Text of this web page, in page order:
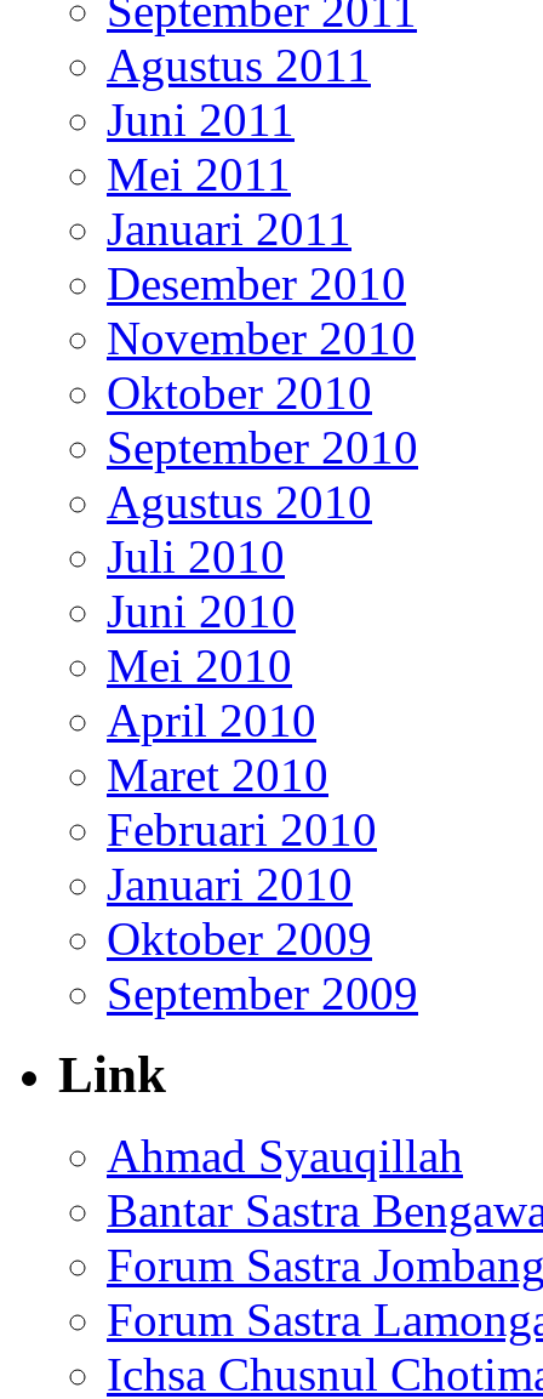
Agustus 2011
Juni 2011
Mei 2011
Januari 2011
Desember 2010
November 2010
Oktober 2010
September 2010
Agustus 2010
Juli 2010
Juni 2010
Mei 2010
April 2010
Maret 2010
Februari 2010
Januari 2010
Oktober 2009
September 2009
Link
Ahmad Syauqillah
Bantar Sastra
Forum Sastra
Forum Sastra
Ichsa Chusnul